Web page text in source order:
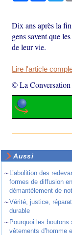
Dix ans après la
gens savent que
de leur vie.
Lire l'article
© La Conversation
Aussi
~ L’abolition des
formes de diffusion
démantèlement de
~Vérité, justice,
durable
~ Pourquoi les
vêtements d’homme